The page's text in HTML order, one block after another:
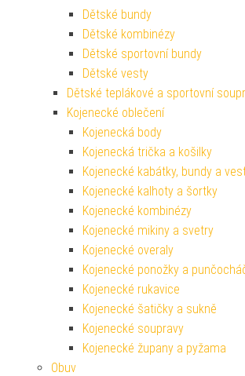
Dětské bundy
Dětské kombinézy
Dětské sportovní bundy
Dětské vesty
Dětské teplákové a sportovní
Kojenecké oblečení
Kojenecká body
Kojenecká trička a košilky
Kojenecké kabátky, bundy a
Kojenecké kalhoty a šortky
Kojenecké kombinézy
Kojenecké mikiny a svetry
Kojenecké overaly
Kojenecké ponožky a
Kojenecké rukavice
Kojenecké šatičky a sukně
Kojenecké soupravy
Kojenecké župany a pyžama
Obuv